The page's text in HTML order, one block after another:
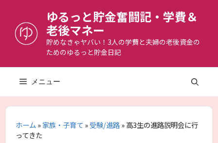
へ
ゆるっと貯金奮闘記・学費＆
老後マネー
貯めなきゃヤバい！3人の学費と夫婦の老後資金の
ためのゆるっと貯金日記
メニュー
ホーム»家族・子育て»受験/進路»高3生の進路説明会に行
ってきた